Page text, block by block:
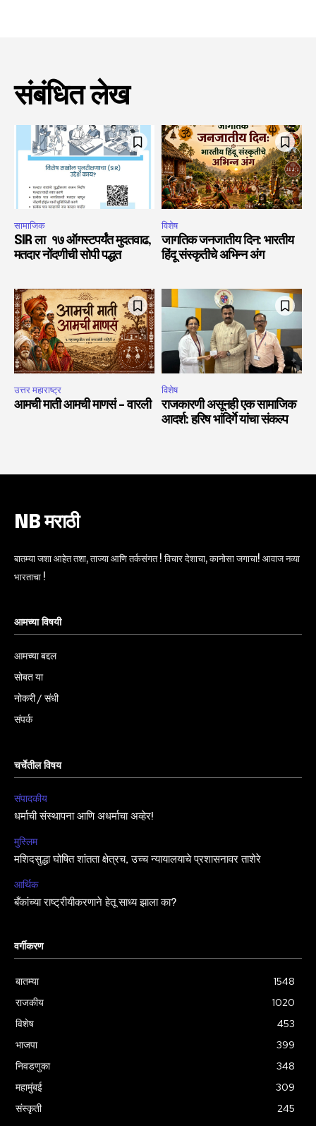
संबंधित लेख
सामाजिक
SIR ला १७ ऑगस्टपर्यंत मुदतवाढ,
मतदार नोंदणीची सोपी पद्धत
विशेष
जागतिक जनजातीय दिन: भारतीय
हिंदू संस्कृतीचे अभिन्न अंग
उत्तर महाराष्ट्र
आमची माती आमची माणसं – वारली
विशेष
राजकारणी असूनही एक सामाजिक
आदर्श: हरिष भांदिर्गे यांचा संकल्प
NB मराठी
बातम्या जशा आहेत तशा, ताज्या आणि तर्कसंगत ! विचार देशाचा, कानोसा जगाचा! आवाज नव्या
भारताचा !
आमच्या विषयी
आमच्या बद्दल
सोबत या
नोकरी / संधी
संपर्क
चर्चेतील विषय
संपादकीय
धर्माची संस्थापना आणि अधर्माचा अव्हेर!
मुस्लिम
मशिदसुद्धा घोषित शांतता क्षेत्रच, उच्च न्यायालयाचे प्रशासनावर ताशेरे
आर्थिक
बँकांच्या राष्ट्रीयीकरणाने हेतू साध्य झाला का?
वर्गीकरण
बातम्या
1548
राजकीय
1020
विशेष
453
भाजपा
399
निवडणुका
348
महामुंबई
309
संस्कृती
245